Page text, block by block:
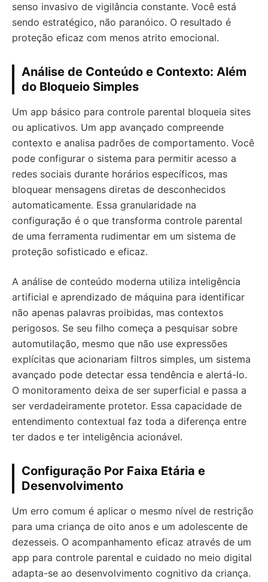
senso invasivo de vigilância constante. Você está
sendo estratégico, não paranóico. O resultado é
proteção eficaz com menos atrito emocional.
Análise de Conteúdo e Contexto: Além
do Bloqueio Simples
Um app básico para controle parental bloqueia sites
ou aplicativos. Um app avançado compreende
contexto e analisa padrões de comportamento. Você
pode configurar o sistema para permitir acesso a
redes sociais durante horários específicos, mas
bloquear mensagens diretas de desconhecidos
automaticamente. Essa granularidade na
configuração é o que transforma controle parental
de uma ferramenta rudimentar em um sistema de
proteção sofisticado e eficaz.
A análise de conteúdo moderna utiliza inteligência
artificial e aprendizado de máquina para identificar
não apenas palavras proibidas, mas contextos
perigosos. Se seu filho começa a pesquisar sobre
automutilação, mesmo que não use expressões
explícitas que acionariam filtros simples, um sistema
avançado pode detectar essa tendência e alertá-lo.
O monitoramento deixa de ser superficial e passa a
ser verdadeiramente protetor. Essa capacidade de
entendimento contextual faz toda a diferença entre
ter dados e ter inteligência acionável.
Configuração Por Faixa Etária e
Desenvolvimento
Um erro comum é aplicar o mesmo nível de restrição
para uma criança de oito anos e um adolescente de
dezesseis. O acompanhamento eficaz através de um
app para controle parental e cuidado no meio digital
adapta-se ao desenvolvimento cognitivo da criança.